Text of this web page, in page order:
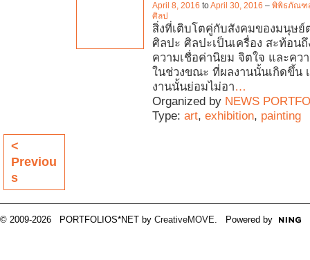
April 8, 2016 toApril 30, 2016 – พิพิธภัณฑ
ศิลป
สิ่งที่เติบโตคู่กับสังคมของมนุษ
ศิลปะ ศิลปะเป็นเครื่อง สะท้อน
ความเชื่อค่านิยม จิตใจ และคว
ในช่วงขณะ ที่ผลงานนั้นเกิดขึ้น
งานนั้นย่อมไม่อา…
Organized by NEWS
Type: art, exhibition, painting
<
Previou
s
© 2009-2026 PORTFOLIOS*NET by CreativeMOVE . Powered by